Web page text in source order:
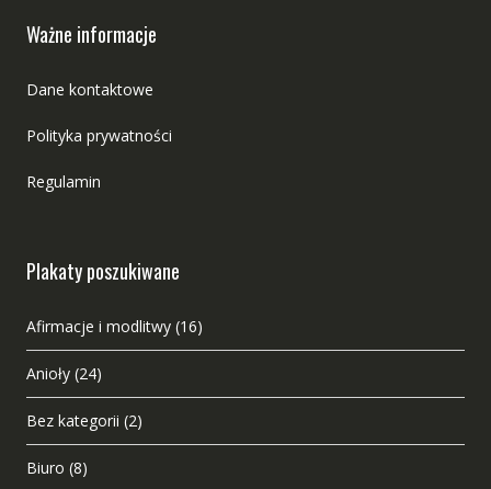
Ważne informacje
Dane kontaktowe
Polityka prywatności
Regulamin
Plakaty poszukiwane
Afirmacje i modlitwy (16)
Anioły (24)
Bez kategorii (2)
Biuro (8)